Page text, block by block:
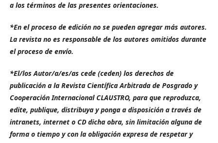
a los términos de las presentes orientaciones.
*En el proceso de edición no se pueden agregar más autores.
La revista no es responsable de los autores omitidos durante
el proceso de envío.
*El/los Autor/a/es/as cede (ceden) los derechos de
publicación a la Revista Científica Arbitrada de Posgrado y
Cooperación Internacional CLAUSTRO, para que reproduzca,
edite, publique, distribuya y ponga a disposición a través de
intranets, internet o CD dicha obra, sin limitación alguna de
forma o tiempo y con la obligación expresa de respetar y